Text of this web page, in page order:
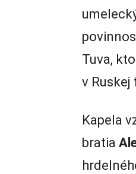
Tuva,
v
Kapela
bratia